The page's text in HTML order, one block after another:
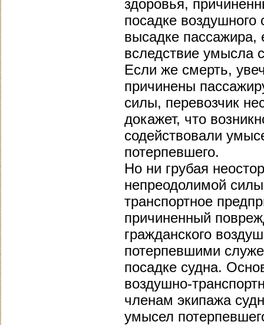
здоровья,
посадке воздушного
высадке пассажира,
вследствие умысла
Если же смерть,
причинены
силы, перевозчик
докажет, что
содействовали
потерпевшего.
Но ни грубая
непреодолимой
транспортное
причиненный
гражданского
потерпевшими
посадке судна.
воздушно-
членам экипажа
умысел